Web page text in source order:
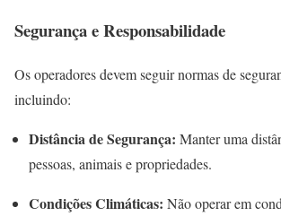
Segurança e Responsabilidade
Os operadores devem seguir normas de
incluindo:
Distância de Segurança: Manter uma
pessoas, animais e propriedades.
Condições Climáticas: Não operar em